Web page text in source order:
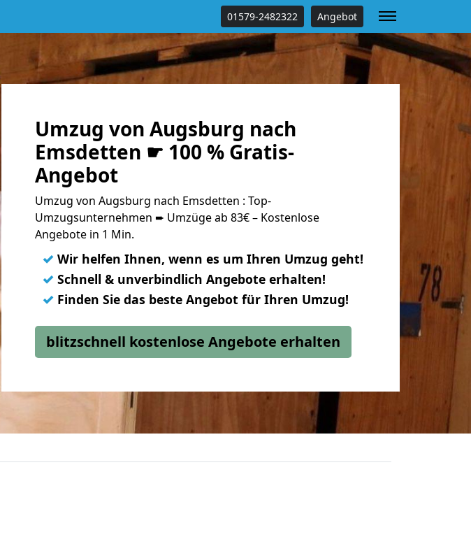
01579-2482322 Angebot
Umzug von Augsburg nach
Emsdetten ☛ 100 % Gratis-
Angebot
Umzug von Augsburg nach Emsdetten : Top-
Umzugsunternehmen ➨ Umzüge ab 83€ – Kostenlose
Angebote in 1 Min.
✓ Wir helfen Ihnen, wenn es um Ihren Umzug geht!
✓ Schnell & unverbindlich Angebote erhalten!
✓ Finden Sie das beste Angebot für Ihren Umzug!
blitzschnell kostenlose Angebote erhalten